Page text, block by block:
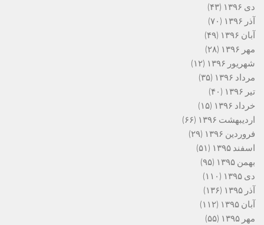
دی ۱۳۹۶
(۴۳)
آذر ۱۳۹۶
(۷۰)
آبان ۱۳۹۶
(۴۹)
مهر ۱۳۹۶
(۲۸)
شهریور ۱۳۹۶
(۱۲)
مرداد ۱۳۹۶
(۳۵)
تیر ۱۳۹۶
(۴۰)
خرداد ۱۳۹۶
(۱۵)
اردیبهشت ۱۳۹۶
(۶۶)
فروردین ۱۳۹۶
(۲۹)
اسفند ۱۳۹۵
(۵۱)
بهمن ۱۳۹۵
(۹۵)
دی ۱۳۹۵
(۱۱۰)
آذر ۱۳۹۵
(۱۳۶)
آبان ۱۳۹۵
(۱۱۲)
مهر ۱۳۹۵
(۵۵)